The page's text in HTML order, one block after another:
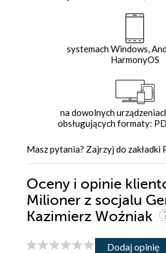
systemach Windows,
HarmonyOS
na dowolnych
obsługujących formaty:
Masz pytania? Zajrzyj do zakładki
Oceny i opinie
Milioner z socjalu
Kazimierz Woźniak
Dodaj opinię